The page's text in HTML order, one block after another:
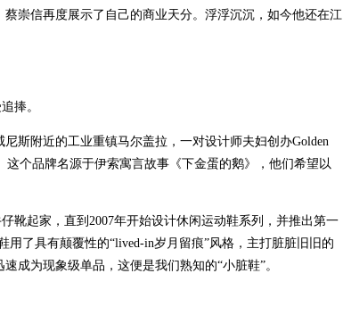
崇信再度展示了自己的商业天分。浮浮沉沉，如今他还在江
捧。
斯附近的工业重镇马尔盖拉，一对设计师夫妇创办Golden
这个品牌名源于伊索寓言故事《下金蛋的鹅》，他们希望以
靴起家，直到2007年开始设计休闲运动鞋系列，并推出第一
了具有颠覆性的“lived-in岁月留痕”风格，主打脏脏旧旧的
成为现象级单品，这便是我们熟知的“小脏鞋”。